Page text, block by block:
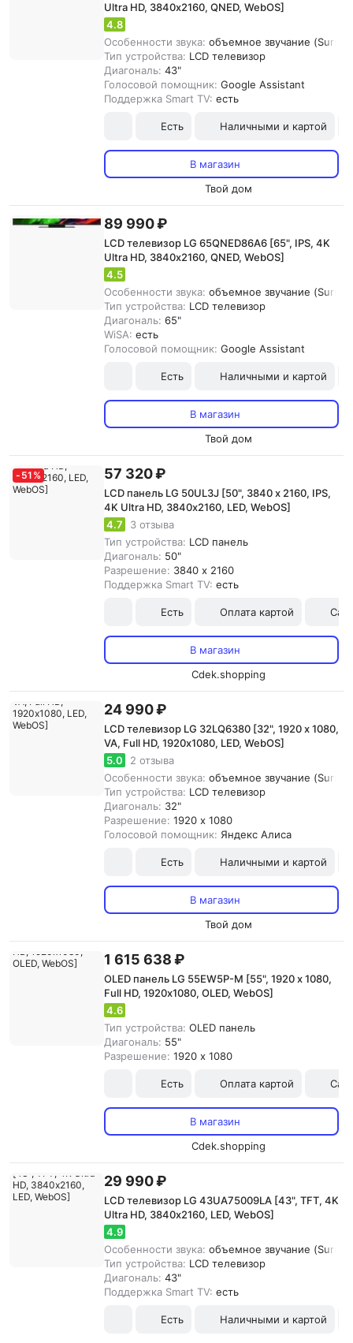
Ultra HD, 3840х2160, QNED, WebOS]
4.8
Особенности звука: объемное звучание
Тип устройства: LCD телевизор
Диагональ: 43"
Голосовой помощник: Google Assistant
Поддержка Smart TV: есть
Есть Наличными и картой
В магазин
Твой дом
89 990 ₽
LCD телевизор LG 65QNED86A6 [65", IPS, 4K
Ultra HD, 3840х2160, QNED, WebOS]
4.5
Особенности звука: объемное звучание
Тип устройства: LCD телевизор
Диагональ: 65"
WiSA: есть
Голосовой помощник: Google Assistant
Есть Наличными и картой
В магазин
Твой дом
- 51 % 57 320 ₽
LCD панель LG 50UL3J [50", 3840 x 2160, IPS,
4K Ultra HD, 3840х2160, LED, WebOS]
4.7
3 отзыва
Тип устройства: LCD панель
Диагональ: 50"
Разрешение: 3840 x 2160
Поддержка Smart TV: есть
Есть Оплата картой
В магазин
Cdek.shopping
24 990 ₽
LCD телевизор LG 32LQ6380 [32", 1920 x 1080,
VA, Full HD, 1920х1080, LED, WebOS]
5.0
2 отзыва
Особенности звука: объемное звучание
Тип устройства: LCD телевизор
Диагональ: 32"
Разрешение: 1920 x 1080
Голосовой помощник: Яндекс Алиса
Есть Наличными и картой
В магазин
Твой дом
1 615 638 ₽
OLED панель LG 55EW5P-M [55", 1920 x 1080,
Full HD, 1920х1080, OLED, WebOS]
4.6
Тип устройства: OLED панель
Диагональ: 55"
Разрешение: 1920 x 1080
Есть Оплата картой
В магазин
Cdek.shopping
29 990 ₽
LCD телевизор LG 43UA75009LA [43", TFT, 4K
Ultra HD, 3840х2160, LED, WebOS]
4.9
Особенности звука: объемное звучание
Тип устройства: LCD телевизор
Диагональ: 43"
Поддержка Smart TV: есть
Есть Наличными и картой